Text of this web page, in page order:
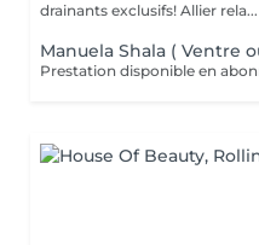
drainants exclusifs! Allier rela...
Manuela Shala ( Ventre